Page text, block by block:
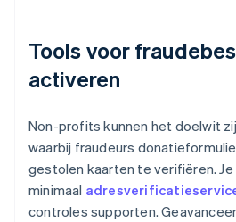
Tools voor
activeren
Non-profits kunnen het doelwit
waarbij fraudeurs
gestolen kaarten te verifiëren.
minimaal
controles supporten.